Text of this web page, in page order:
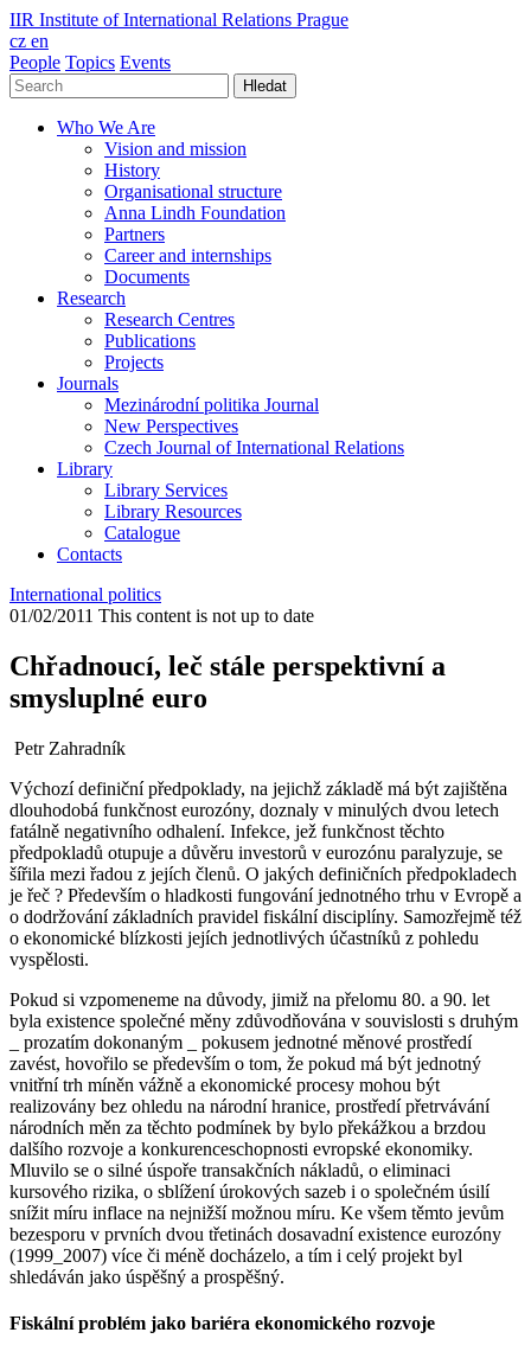
IIR Institute of International Relations Prague
cz en
People Topics Events
Hledat
Who We Are
Vision and mission
History
Organisational structure
Anna Lindh Foundation
Partners
Career and internships
Documents
Research
Research Centres
Publications
Projects
Journals
Mezinárodní politika Journal
New Perspectives
Czech Journal of International Relations
Library
Library Services
Library Resources
Catalogue
Contacts
International politics
01/02/2011 This content is not up to date
Chřadnoucí, leč stále perspektivní a
smysluplné euro
Petr Zahradník
Výchozí definiční předpoklady, na jejichž základě má být zajištěna
dlouhodobá funkčnost eurozóny, doznaly v minulých dvou letech
fatálně negativního odhalení. Infekce, jež funkčnost těchto
předpokladů otupuje a důvěru investorů v eurozónu paralyzuje, se
šířila mezi řadou z jejích členů. O jakých definičních předpokladech
je řeč ? Především o hladkosti fungování jednotného trhu v Evropě a
o dodržování základních pravidel fiskální disciplíny. Samozřejmě též
o ekonomické blízkosti jejích jednotlivých účastníků z pohledu
vyspělosti.
Pokud si vzpomeneme na důvody, jimiž na přelomu 80. a 90. let
byla existence společné měny zdůvodňována v souvislosti s druhým
_ prozatím dokonaným _ pokusem jednotné měnové prostředí
zavést, hovořilo se především o tom, že pokud má být jednotný
vnitřní trh míněn vážně a ekonomické procesy mohou být
realizovány bez ohledu na národní hranice, prostředí přetrvávání
národních měn za těchto podmínek by bylo překážkou a brzdou
dalšího rozvoje a konkurenceschopnosti evropské ekonomiky.
Mluvilo se o silné úspoře transakčních nákladů, o eliminaci
kursového rizika, o sblížení úrokových sazeb i o společném úsilí
snížit míru inflace na nejnižší možnou míru. Ke všem těmto jevům
bezesporu v prvních dvou třetinách dosavadní existence eurozóny
(1999_2007) více či méně docházelo, a tím i celý projekt byl
shledáván jako úspěšný a prospěšný.
Fiskální problém jako bariéra ekonomického rozvoje